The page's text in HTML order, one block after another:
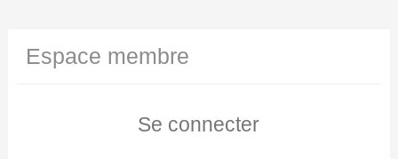
Espace membre
Se connecter